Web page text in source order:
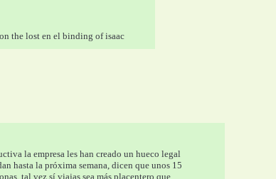
the lost en el binding of isaac
la empresa les han creado un hueco legal
hasta la próxima semana, dicen que unos 15
tal vez sí viajas sea más placentero que